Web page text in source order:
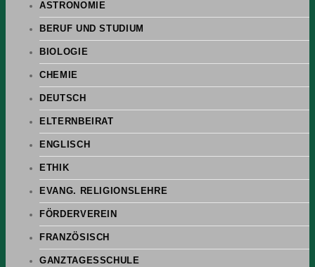
ASTRONOMIE
BERUF UND STUDIUM
BIOLOGIE
CHEMIE
DEUTSCH
ELTERNBEIRAT
ENGLISCH
ETHIK
EVANG. RELIGIONSLEHRE
FÖRDERVEREIN
FRANZÖSISCH
GANZTAGESSCHULE